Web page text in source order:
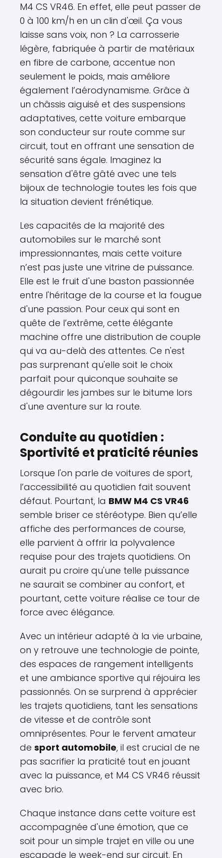
M4 CS VR46. En effet, elle peut passer de
0 à 100 km/h en un clin d'œil. Ça vous
laisse sans voix, non ? La carrosserie
légère, fabriquée à partir de matériaux
en fibre de carbone, accentue non
seulement le poids, mais améliore
également l’aérodynamisme. Grâce à
un châssis aiguisé et des suspensions
adaptatives, cette voiture embarque
son conducteur sur route comme sur
circuit, tout en offrant une sensation de
sécurité sans égale. Imaginez la
sensation d'être gâté avec une tels
bijoux de technologie toutes les fois que
la situation devient frénétique.
Les capacités de la majorité des
automobiles sur le marché sont
impressionnantes, mais cette voiture
n’est pas juste une vitrine de puissance.
Elle est le fruit d'une baston passionnée
entre l'héritage de la course et la fougue
d'une passion. Pour ceux qui sont en
quête de l’extrême, cette élégante
machine offre une distribution de couple
qui va au-delà des attentes. Ce n'est
pas surprenant qu'elle soit le choix
parfait pour quiconque souhaite se
dégourdir les jambes sur le bitume lors
d'une aventure sur la route.
Conduite au quotidien :
Sportivité et praticité réunies
Lorsque l'on parle de voitures de sport,
l’accessibilité au quotidien fait souvent
défaut. Pourtant, la BMW M4 CS VR46
semble briser ce stéréotype. Bien qu’elle
affiche des performances de course,
elle parvient à offrir la polyvalence
requise pour des trajets quotidiens. On
aurait pu croire qu'une telle puissance
ne saurait se combiner au confort, et
pourtant, cette voiture réalise ce tour de
force avec élégance.
Avec un intérieur adapté à la vie urbaine,
on y retrouve une technologie de pointe,
des espaces de rangement intelligents
et une ambiance sportive qui réjouira les
passionnés. On se surprend à apprécier
les trajets quotidiens, tant les sensations
de vitesse et de contrôle sont
omniprésentes. Pour le fervent amateur
de sport automobile, il est crucial de ne
pas sacrifier la praticité tout en jouant
avec la puissance, et M4 CS VR46 réussit
avec brio.
Chaque instance dans cette voiture est
accompagnée d'une émotion, que ce
soit pour un simple trajet en ville ou une
escapade le week-end sur circuit. En